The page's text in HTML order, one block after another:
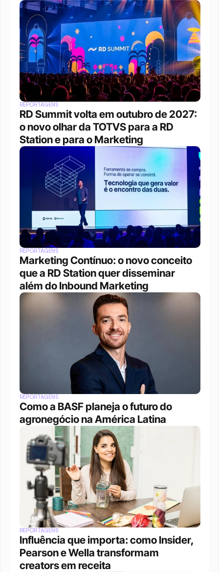
REPORTAGENS
RD Summit volta em outubro de 2027:
o novo olhar da TOTVS para a RD
Station e para o Marketing
REPORTAGENS
Marketing Contínuo: o novo conceito
que a RD Station quer disseminar
além do Inbound Marketing
REPORTAGENS
Como a BASF planeja o futuro do
agronegócio na América Latina
REPORTAGENS
Influência que importa: como Insider,
Pearson e Wella transformam
creators em receita